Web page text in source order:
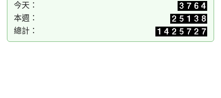
今天：
本週：
總計：